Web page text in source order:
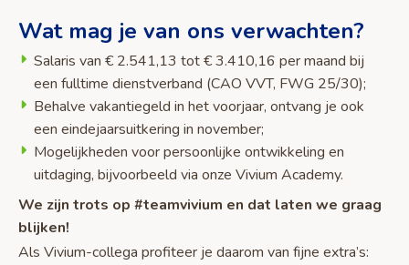
Wat mag je van ons verwachten?
Salaris van € 2.541,13 tot € 3.410,16 per maand bij
een fulltime dienstverband (CAO VVT, FWG 25/30);
Behalve vakantiegeld in het voorjaar, ontvang je ook
een eindejaarsuitkering in november;
Mogelijkheden voor persoonlijke ontwikkeling en
uitdaging, bijvoorbeeld via onze Vivium Academy.
We zijn trots op #teamvivium en dat laten we graag
blijken!
Als Vivium-collega profiteer je daarom van fijne extra’s: